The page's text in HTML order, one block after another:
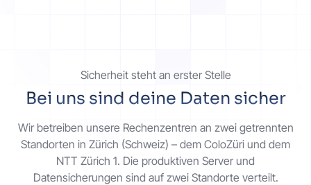
Los geht's
Sicherheit steht an erster Stelle
Bei uns sind deine Daten sicher
Wir betreiben unsere Rechenzentren an zwei getrennten
Standorten in Zürich (Schweiz) – dem ColoZüri und dem
NTT Zürich 1. Die produktiven Server und
Datensicherungen sind auf zwei Standorte verteilt.